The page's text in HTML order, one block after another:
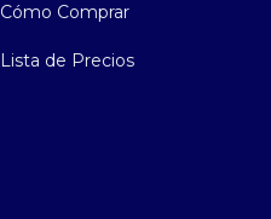
Cómo Comprar
Lista de Precios